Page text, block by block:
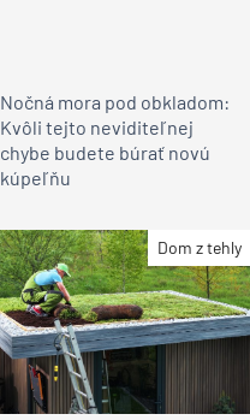
Nočná mora pod obkladom:
Kvôli tejto neviditeľnej
chybe budete búrať novú
kúpeľňu
Dom z tehly